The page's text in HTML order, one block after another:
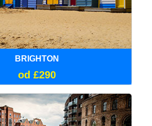
BRIGHTON
od £290